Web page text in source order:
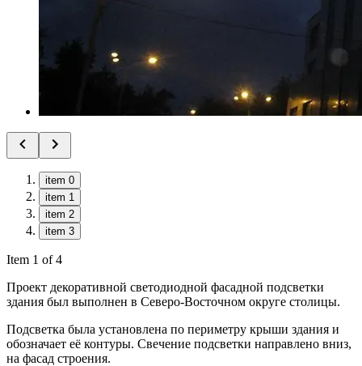
item 0
item 1
item 2
item 3
Item 1 of 4
Проект декоративной светодиодной фасадной подсветки
здания был выполнен в Северо-Восточном округе столицы.
Подсветка была установлена по периметру крыши здания и
обозначает её контуры. Свечение подсветки направлено вниз,
на фасад строения.